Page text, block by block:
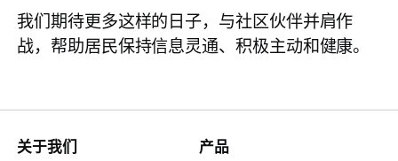
我们期待更多这样的日子，与社区伙伴并肩作
战，帮助居民保持信息灵通、积极主动和健康。
关于我们
产品